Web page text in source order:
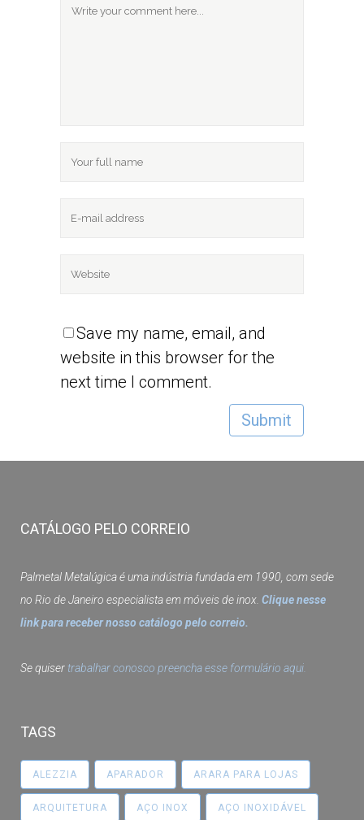
Save my name, email, and
website in this browser for the
next time I comment.
CATÁLOGO PELO CORREIO
Palmetal Metalúgica é uma indústria fundada em 1990, com sede
no Rio de Janeiro especialista em móveis de inox. Clique nesse
link para receber nosso catálogo pelo correio.
Se quisertrabalhar conosco preencha esse formulário aqui.
TAGS
ALEZZIA APARADOR ARARA PARA LOJAS
ARQUITETURA AÇO INOX AÇO INOXIDÁVEL